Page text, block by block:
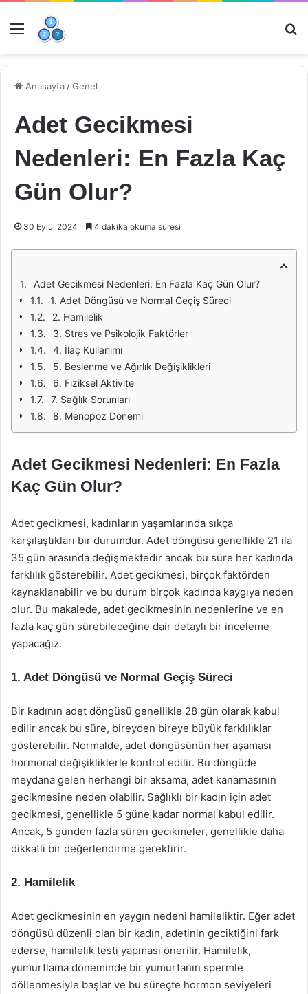
Menü
Anasayfa /Genel
Adet Gecikmesi
Nedenleri: En Fazla Kaç
Gün Olur?
30 Eylül 2024 4 dakika okuma süresi
Adet Gecikmesi Nedenleri: En Fazla Kaç Gün Olur?
1. Adet Döngüsü ve Normal Geçiş Süreci
2. Hamilelik
3. Stres ve Psikolojik Faktörler
4. İlaç Kullanımı
5. Beslenme ve Ağırlık Değişiklikleri
6. Fiziksel Aktivite
7. Sağlık Sorunları
8. Menopoz Dönemi
Adet Gecikmesi Nedenleri: En Fazla
Kaç Gün Olur?
Adet gecikmesi, kadınların yaşamlarında sıkça
karşılaştıkları bir durumdur. Adet döngüsü genellikle 21 ila
35 gün arasında değişmektedir ancak bu süre her kadında
farklılık gösterebilir. Adet gecikmesi, birçok faktörden
kaynaklanabilir ve bu durum birçok kadında kaygıya neden
olur. Bu makalede, adet gecikmesinin nedenlerine ve en
fazla kaç gün sürebileceğine dair detaylı bir inceleme
yapacağız.
1. Adet Döngüsü ve Normal Geçiş Süreci
Bir kadının adet döngüsü genellikle 28 gün olarak kabul
edilir ancak bu süre, bireyden bireye büyük farklılıklar
gösterebilir. Normalde, adet döngüsünün her aşaması
hormonal değişikliklerle kontrol edilir. Bu döngüde
meydana gelen herhangi bir aksama, adet kanamasının
gecikmesine neden olabilir. Sağlıklı bir kadın için adet
gecikmesi, genellikle 5 güne kadar normal kabul edilir.
Ancak, 5 günden fazla süren gecikmeler, genellikle daha
dikkatli bir değerlendirme gerektirir.
2. Hamilelik
Adet gecikmesinin en yaygın nedeni hamileliktir. Eğer adet
döngüsü düzenli olan bir kadın, adetinin geciktiğini fark
ederse, hamilelik testi yapması önerilir. Hamilelik,
yumurtlama döneminde bir yumurtanın spermle
döllenmesiyle başlar ve bu süreçte hormon seviyeleri